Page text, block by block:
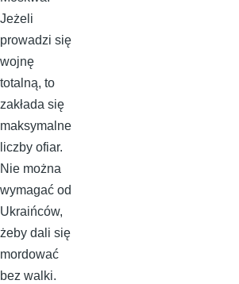
Jeżeli
prowadzi się
wojnę
totalną, to
zakłada się
maksymalne
liczby ofiar.
Nie można
wymagać od
Ukraińców,
żeby dali się
mordować
bez walki.